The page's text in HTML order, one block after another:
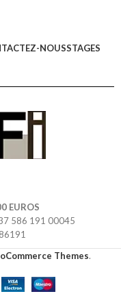
NOUSSTAGES
EUROS
586 191 00045
Themes.